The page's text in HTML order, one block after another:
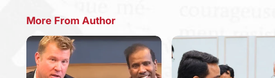
More From Author